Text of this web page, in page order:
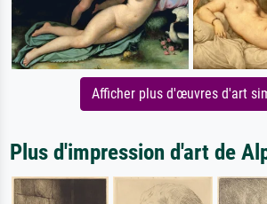
Afficher plus d'œuvres d'art
Plus d'impression d'art de